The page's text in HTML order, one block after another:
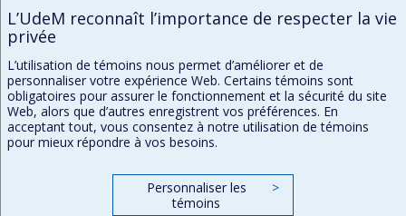
Confidentialité Conditions d’utilisation
L’UdeM reconnaît l’importance de respecter la vie
privée
L’utilisation de témoins nous permet d’améliorer et de
personnaliser votre expérience Web. Certains témoins sont
obligatoires pour assurer le fonctionnement et la sécurité du site
Web, alors que d’autres enregistrent vos préférences. En
acceptant tout, vous consentez à notre utilisation de témoins
pour mieux répondre à vos besoins.
Personnaliser les
témoins
>